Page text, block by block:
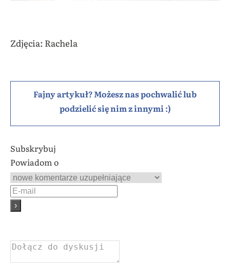
Zdjęcia: Rachela
Fajny artykuł? Możesz nas pochwalić lub
podzielić się nim z innymi :)
Subskrybuj
Powiadom o